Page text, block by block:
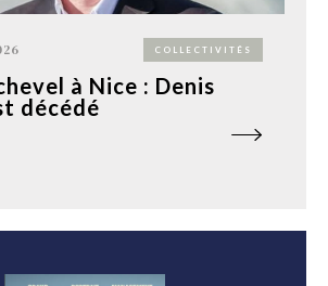
COLLECTIVITÉS
à Nice : Denis
décédé